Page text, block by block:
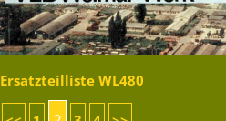
Ersatzteilliste WL480